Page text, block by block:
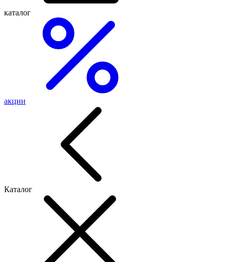
каталог
акции
Каталог